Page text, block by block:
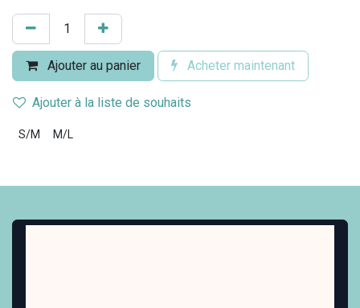
Ajouter au panier Acheter maintenant
Ajouter à la liste de souhaits
S/M M/L